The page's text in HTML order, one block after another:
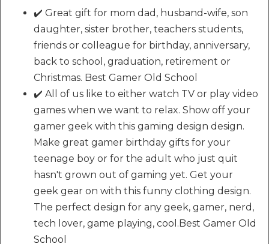
✔️ Great gift for mom dad, husband-wife, son
daughter, sister brother, teachers students,
friends or colleague for birthday, anniversary,
back to school, graduation, retirement or
Christmas. Best Gamer Old School
✔️ All of us like to either watch TV or play video
games when we want to relax. Show off your
gamer geek with this gaming design design.
Make great gamer birthday gifts for your
teenage boy or for the adult who just quit
hasn't grown out of gaming yet. Get your
geek gear on with this funny clothing design.
The perfect design for any geek, gamer, nerd,
tech lover, game playing, cool.Best Gamer Old
School